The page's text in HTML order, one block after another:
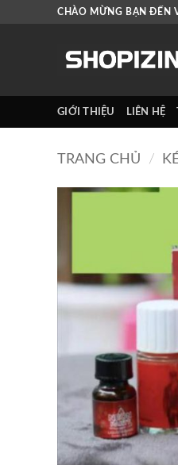
CHÀO MỪNG BẠN ĐẾN
GIỚI THIỆU LIÊN HỆ
TRANG CHỦ /